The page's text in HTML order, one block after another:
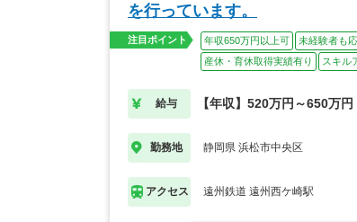
を行っています。
注目ポイント 年収650万円以上可 未経験者も
産休・育休取得実績有り
スキル
給与 【年収】520万円～650万円
勤務地 静岡県 浜松市中央区
アクセス 遠州鉄道 遠州西ケ崎駅